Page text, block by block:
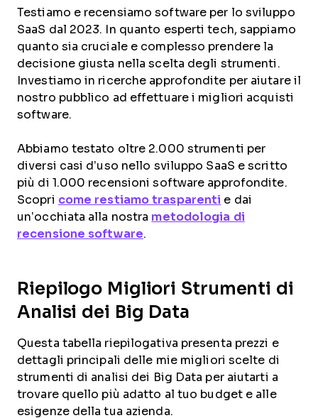
Testiamo e recensiamo software per lo sviluppo
SaaS dal 2023. In quanto esperti tech, sappiamo
quanto sia cruciale e complesso prendere la
decisione giusta nella scelta degli strumenti.
Investiamo in ricerche approfondite per aiutare il
nostro pubblico ad effettuare i migliori acquisti
software.
Abbiamo testato oltre 2.000 strumenti per
diversi casi d’uso nello sviluppo SaaS e scritto
più di 1.000 recensioni software approfondite.
Scopri come restiamo trasparenti e dai
un’occhiata alla nostra metodologia di
recensione software.
Riepilogo Migliori Strumenti di
Analisi dei Big Data
Questa tabella riepilogativa presenta prezzi e
dettagli principali delle mie migliori scelte di
strumenti di analisi dei Big Data per aiutarti a
trovare quello più adatto al tuo budget e alle
esigenze della tua azienda.